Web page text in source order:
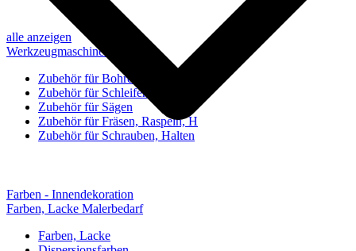
alle anzeigen
Werkzeugmaschinen-Zubehör
Zubehör für Bohren, Bohrhilfen
Zubehör für Schleifen, Poliere
Zubehör für Sägen
Zubehör für Fräsen, Raspeln, H
Zubehör für Schrauben, Halten
Farben - Innendekoration
Farben, Lacke Malerbedarf
Farben, Lacke